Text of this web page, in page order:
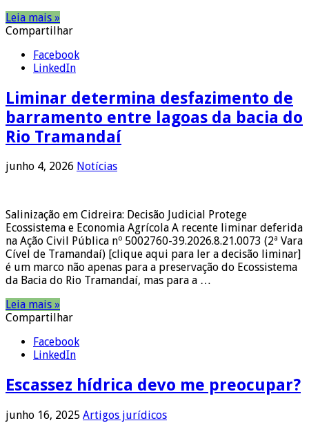
Leia mais »
Compartilhar
Facebook
LinkedIn
Liminar determina desfazimento de
barramento entre lagoas da bacia do
Rio Tramandaí
junho 4, 2026 Notícias
Salinização em Cidreira: Decisão Judicial Protege
Ecossistema e Economia Agrícola A recente liminar deferida
na Ação Civil Pública nº 5002760-39.2026.8.21.0073 (2ª Vara
Cível de Tramandaí) [clique aqui para ler a decisão liminar]
é um marco não apenas para a preservação do Ecossistema
da Bacia do Rio Tramandaí, mas para a …
Leia mais »
Compartilhar
Facebook
LinkedIn
Escassez hídrica devo me preocupar?
junho 16, 2025 Artigos jurídicos